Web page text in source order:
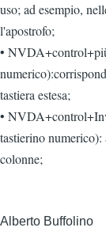
uso; ad esempio,
l'apostrofo;
•
tastiera estesa;
•
tastierino numerico):
colonne;
Alberto Buffolino